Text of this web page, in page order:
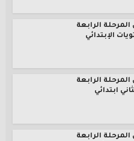
الرابعة
الإبتدائي
الرابعة
ابتدائي
الرابعة